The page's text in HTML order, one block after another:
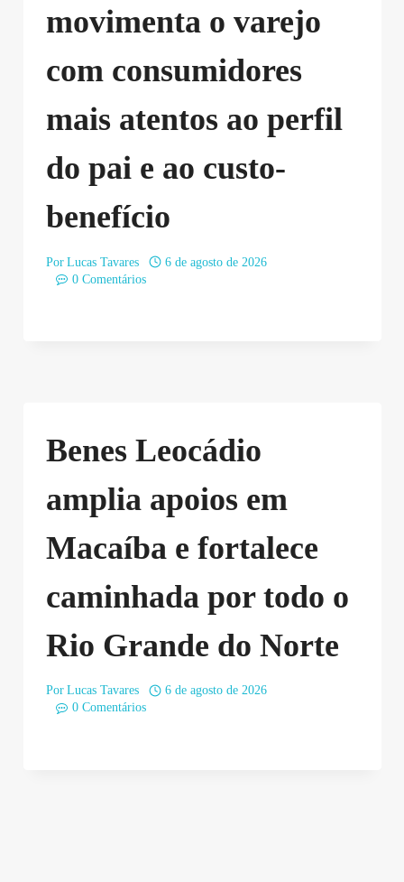
movimenta o varejo
com consumidores
mais atentos ao perfil
do pai e ao custo-
benefício
Por Lucas Tavares
6 de agosto de 2026
0 Comentários
Benes Leocádio
amplia apoios em
Macaíba e fortalece
caminhada por todo o
Rio Grande do Norte
Por Lucas Tavares
6 de agosto de 2026
0 Comentários